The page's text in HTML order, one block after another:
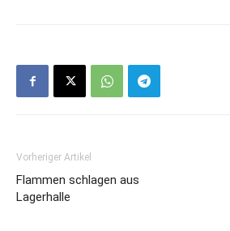
Vorheriger Artikel
Flammen schlagen aus
Lagerhalle